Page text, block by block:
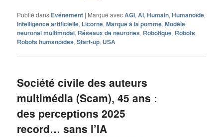
Publié dans Evénement | Marqué avecAGI,AI,Humain,Humanoïde,
Intelligence artificielle, Licorne,Marque à la pomme,Modèle
neuronal multimodal, Réseaux de neurones, Robotique, Robots,
Robots humanoïdes,Start-up, USA
Société civile des auteurs
multimédia (Scam), 45 ans :
des perceptions 2025
record… sans l’IA